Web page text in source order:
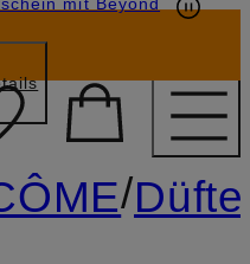
/Düfte